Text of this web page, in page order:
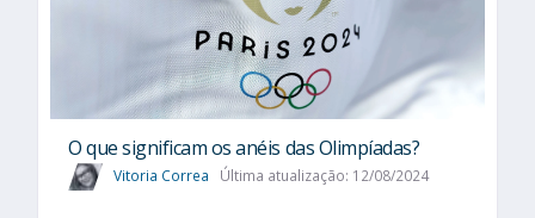
O que significam os anéis das Olimpíadas?
Vitoria Correa Última atualização: 12/08/2024